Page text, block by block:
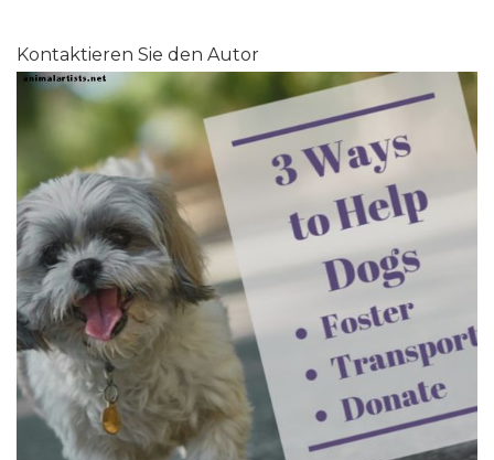
Kontaktieren Sie den Autor